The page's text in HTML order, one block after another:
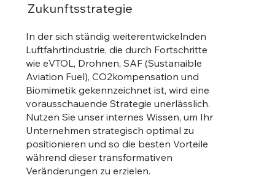
Zukunftsstrategie
In der sich ständig weiterentwickelnden
Luftfahrtindustrie, die durch Fortschritte
wie eVTOL, Drohnen, SAF (Sustanaible
Aviation Fuel), CO2kompensation und
Biomimetik gekennzeichnet ist, wird eine
vorausschauende Strategie unerlässlich.
Nutzen Sie unser internes Wissen, um Ihr
Unternehmen strategisch optimal zu
positionieren und so die besten Vorteile
während dieser transformativen
Veränderungen zu erzielen.